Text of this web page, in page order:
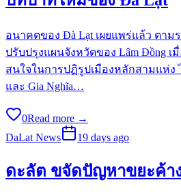
อนาคตของ Đà Lạt เผยแพร่แล้ว ตาม
ปรับปรุงแผนจังหวัดของ Lâm Đồng เ
สนใจในการปฏิรูปเมืองหลักสามแห่ง
และ Gia Nghĩa…
0Read more →
DaLat News
19 days ago
ดะลัต ขจัดปัญหาขยะค้า